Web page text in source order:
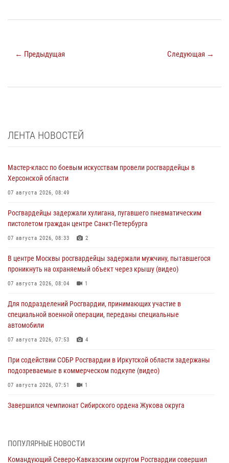
← Предыдущая Следующая →
ЛЕНТА НОВОСТЕЙ
Мастер-класс по боевым искусствам провели росгвардейцы в
Херсонской области
07 августа 2026, 08:49
Росгвардейцы задержали хулигана, пугавшего пневматическим
пистолетом граждан центре Санкт-Петербурга
07 августа 2026, 08:33 2
В центре Москвы росгвардейцы задержали мужчину, пытавшегося
проникнуть на охраняемый объект через крышу (видео)
07 августа 2026, 08:04 1
Для подразделений Росгвардии, принимающих участие в
специальной военной операции, переданы специальные
автомобили
07 августа 2026, 07:53 4
При содействии СОБР Росгвардии в Иркутской области задержаны
подозреваемые в коммерческом подкупе (видео)
07 августа 2026, 07:51 1
Завершился чемпионат Сибирского ордена Жукова округа
Кубани
ПОПУЛЯРНЫЕ НОВОСТИ
Командующий Северо-Кавказским округом Росгвардии совершил